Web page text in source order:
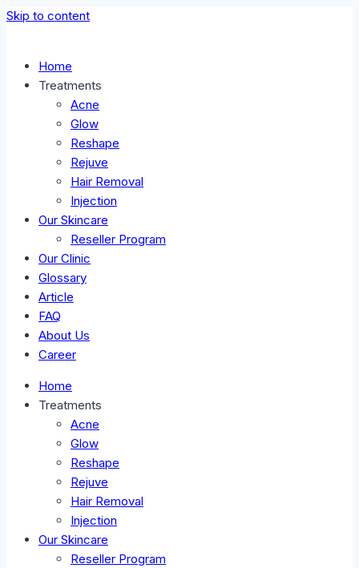
Skip to content
Home
Treatments
Acne
Glow
Reshape
Rejuve
Hair Removal
Injection
Our Skincare
Reseller Program
Our Clinic
Glossary
Article
FAQ
About Us
Career
Home
Treatments
Acne
Glow
Reshape
Rejuve
Hair Removal
Injection
Our Skincare
Reseller Program